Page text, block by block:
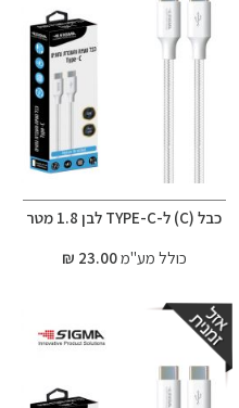
כבל (C) ל-TYPE-C לבן 1.8 מטר
כולל מע"מ23.00 ₪